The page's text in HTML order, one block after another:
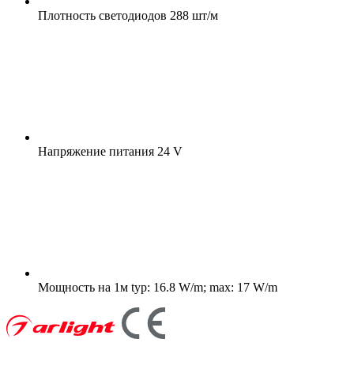
Плотность светодиодов 288 шт/м
Напряжение питания 24 V
Мощность на 1м typ: 16.8 W/m; max: 17 W/m